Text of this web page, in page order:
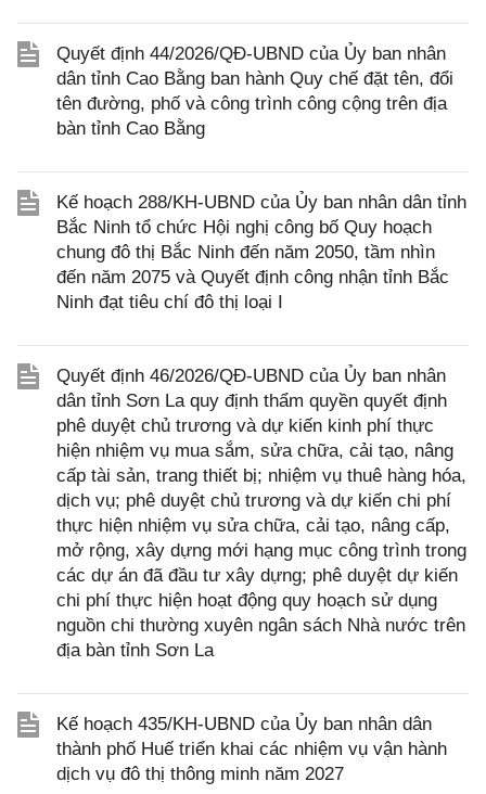
Quyết định 44/2026/QĐ-UBND của Ủy ban nhân
dân tỉnh Cao Bằng ban hành Quy chế đặt tên, đổi
tên đường, phố và công trình công cộng trên địa
bàn tỉnh Cao Bằng
Kế hoạch 288/KH-UBND của Ủy ban nhân dân tỉnh
Bắc Ninh tổ chức Hội nghị công bố Quy hoạch
chung đô thị Bắc Ninh đến năm 2050, tầm nhìn
đến năm 2075 và Quyết định công nhận tỉnh Bắc
Ninh đạt tiêu chí đô thị loại I
Quyết định 46/2026/QĐ-UBND của Ủy ban nhân
dân tỉnh Sơn La quy định thẩm quyền quyết định
phê duyệt chủ trương và dự kiến kinh phí thực
hiện nhiệm vụ mua sắm, sửa chữa, cải tạo, nâng
cấp tài sản, trang thiết bị; nhiệm vụ thuê hàng hóa,
dịch vụ; phê duyệt chủ trương và dự kiến chi phí
thực hiện nhiệm vụ sửa chữa, cải tạo, nâng cấp,
mở rộng, xây dựng mới hạng mục công trình trong
các dự án đã đầu tư xây dựng; phê duyệt dự kiến
chi phí thực hiện hoạt động quy hoạch sử dụng
nguồn chi thường xuyên ngân sách Nhà nước trên
địa bàn tỉnh Sơn La
Kế hoạch 435/KH-UBND của Ủy ban nhân dân
thành phố Huế triển khai các nhiệm vụ vận hành
dịch vụ đô thị thông minh năm 2027